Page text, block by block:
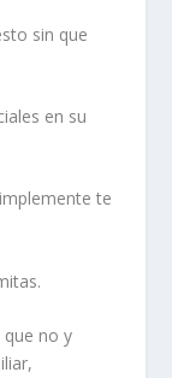
sin que
en su
te
que no y